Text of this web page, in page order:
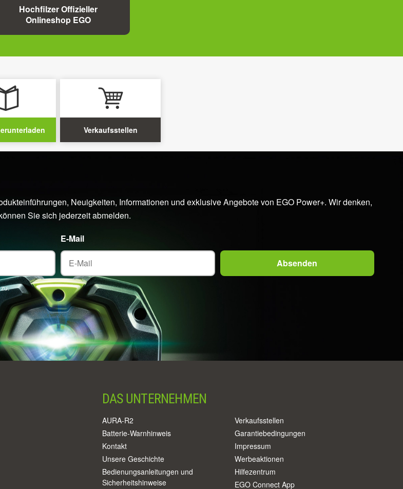
Hochfilzer Offizieller
Onlineshop EGO
Verkaufsstellen
Neuigkeiten, Informationen und exklusive Angebote von EGO Power+. Wir denken,
Sie sich jederzeit abmelden.
E-Mail
zu.
DAS UNTERNEHMEN
AURA-R2
Batterie-Warnhinweis
Kontakt
Unsere Geschichte
Bedienungsanleitungen und
Sicherheitshinweise
Verkaufsstellen
Garantiebedingungen
Impressum
Werbeaktionen
Hilfezentrum
EGO Connect App